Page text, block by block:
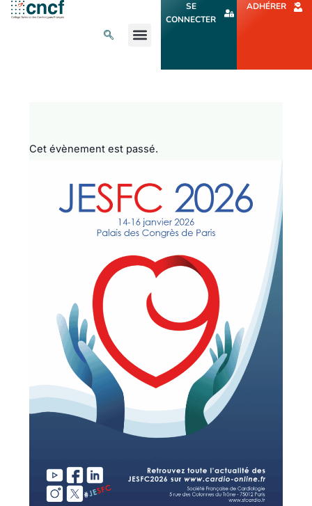
Aller
ADHÉRER
SE
CONNECTER
Cet évènement est passé.